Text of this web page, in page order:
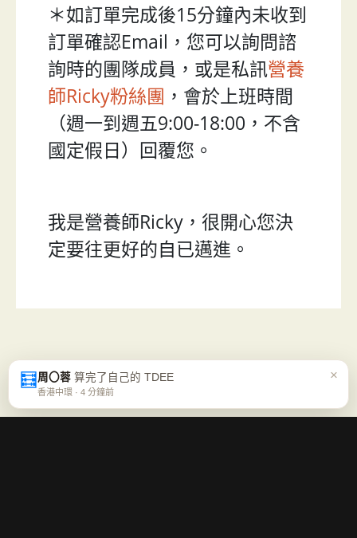
＊如訂單完成後15分鐘內未收到
訂單確認Email，您可以詢問諮
詢時的團隊成員，或是私訊營養
師Ricky粉絲團 ，會於上班時間
（週一到週五9:00-18:00，不含
國定假日）回覆您。
我是營養師Ricky，很開心您決
定要往更好的自已邁進。
🧮 周〇蓉 算完了自己的 TDEE
香港中環 · 4 分鐘前
×